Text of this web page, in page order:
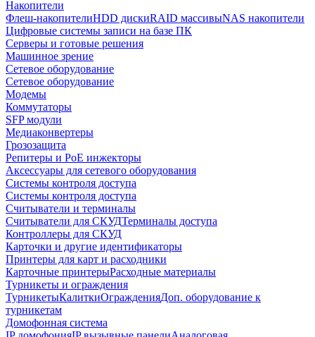
Накопители
Флеш-накопителиHDD дискиRAID массивыNAS накопители
Цифровые системы записи на базе ПК
Серверы и готовые решения
Машинное зрение
Сетевое оборудование
Сетевое оборудование
Модемы
Коммутаторы
SFP модули
Медиаконвертеры
Грозозащита
Репитеры и PoE инжекторы
Аксессуары для сетевого оборудования
Системы контроля доступа
Системы контроля доступа
Считыватели и терминалы
Считыватели для СКУДТерминалы доступа
Контроллеры для СКУД
Карточки и другие идентификаторы
Принтеры для карт и расходники
Карточные принтерыРасходные материалы
Турникеты и ограждения
ТурникетыКалиткиОгражденияДоп. оборудование к
турникетам
Домофонная система